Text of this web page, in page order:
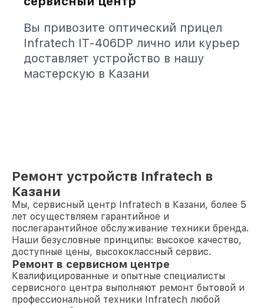
Вы привозите оптический прицел
Infratech IT-406DP лично или курьер
доставляет устройство в нашу
мастерскую в Казани
Ремонт устройств Infratech в
Казани
Мы, сервисный центр Infratech в Казани, более 5
лет осуществляем гарантийное и
послегарантийное обслуживание техники бренда.
Наши безусловные принципы: высокое качество,
доступные цены, высококлассный сервис.
Ремонт в сервисном центре
Квалифицированные и опытные специалисты
сервисного центра выполняют ремонт бытовой и
профессиональной техники Infratech любой